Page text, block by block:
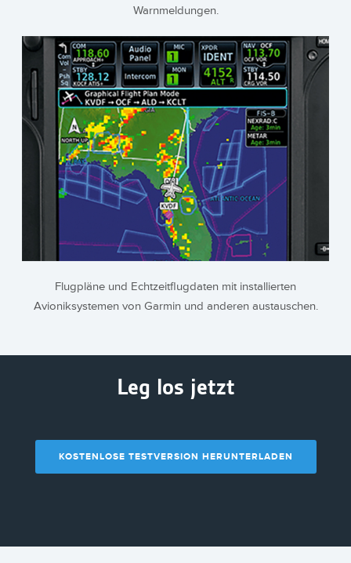
Warnmeldungen.
Flugpläne und Echtzeitflugdaten mit installierten
Avioniksystemen von Garmin und anderen austauschen.
Leg los jetzt
KOSTENLOSE TESTVERSION HERUNTERLADEN